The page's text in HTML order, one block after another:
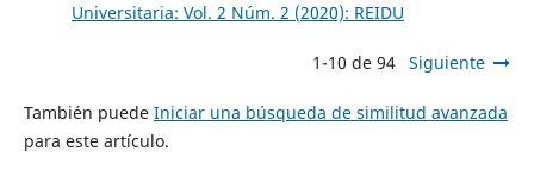
Universitaria: Vol. 2 Núm. 2 (2020): REIDU
1-10 de 94 Siguiente
También puede Iniciar una búsqueda de similitud avanzada
para este artículo.